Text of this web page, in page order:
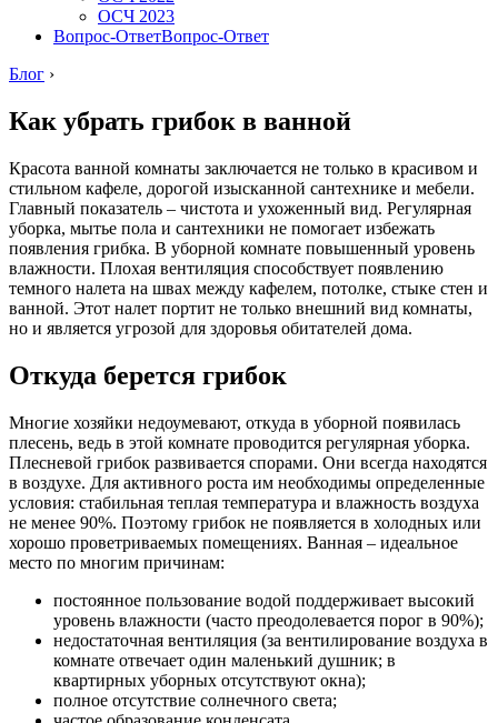
ОСЧ 2023
Вопрос-ОтветВопрос-Ответ
Блог ›
Как убрать грибок в ванной
Красота ванной комнаты заключается не только в красивом и
стильном кафеле, дорогой изысканной сантехнике и мебели.
Главный показатель – чистота и ухоженный вид. Регулярная
уборка, мытье пола и сантехники не помогает избежать
появления грибка. В уборной комнате повышенный уровень
влажности. Плохая вентиляция способствует появлению
темного налета на швах между кафелем, потолке, стыке стен и
ванной. Этот налет портит не только внешний вид комнаты,
но и является угрозой для здоровья обитателей дома.
Откуда берется грибок
Многие хозяйки недоумевают, откуда в уборной появилась
плесень, ведь в этой комнате проводится регулярная уборка.
Плесневой грибок развивается спорами. Они всегда находятся
в воздухе. Для активного роста им необходимы определенные
условия: стабильная теплая температура и влажность воздуха
не менее 90%. Поэтому грибок не появляется в холодных или
хорошо проветриваемых помещениях. Ванная – идеальное
место по многим причинам:
постоянное пользование водой поддерживает высокий
уровень влажности (часто преодолевается порог в 90%);
недостаточная вентиляция (за вентилирование воздуха в
комнате отвечает один маленький душник; в
квартирных уборных отсутствуют окна);
полное отсутствие солнечного света;